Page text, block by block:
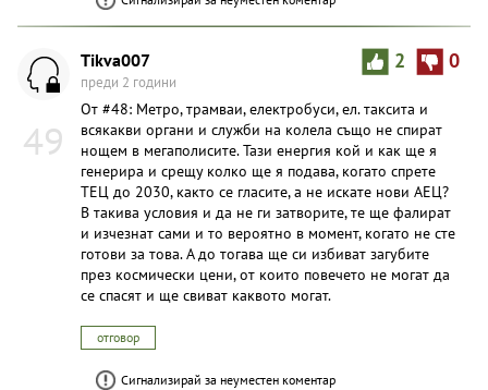
49
2 0
Tikva007
преди 2 години
От #48: Метро, трамваи, електробуси, ел. таксита и
всякакви органи и служби на колела също не спират
нощем в мегаполисите. Тази енергия кой и как ще я
генерира и срещу колко ще я подава, когато спрете
ТЕЦ до 2030, както се гласите, а не искате нови АЕЦ?
В такива условия и да не ги затворите, те ще фалират
и изчезнат сами и то вероятно в момент, когато не сте
готови за това. А до тогава ще си избиват загубите
през космически цени, от които повечето не могат да
се спасят и ще свиват каквото могат.
отговор
Сигнализирай за неуместен коментар